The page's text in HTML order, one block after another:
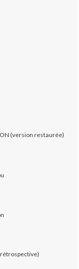
(version restaurée)